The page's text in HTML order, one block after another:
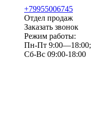
+79955006745
Отдел продаж
Заказать звонок
Режим работы:
Пн-Пт 9:00—18:00;
Сб-Вс 09:00-18:00